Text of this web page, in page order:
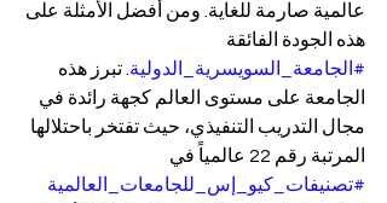
عالمية صارمة للغاية. ومن أفضل الأمثلة على
هذه الجودة الفائقة
#الجامعة_السويسرية_الدولية . تبرز هذه
الجامعة على مستوى العالم كجهة رائدة في
مجال التدريب التنفيذي، حيث تفتخر باحتلالها
المرتبة رقم 22 عالمياً في
#تصنيفات_كيو_إس_للجامعات_العالمية